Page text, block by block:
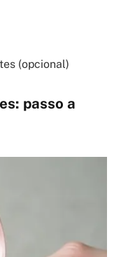
(opcional)
passo a